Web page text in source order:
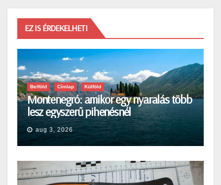
EZ IS ÉRDEKELHETI
Belföld Címlap Külföld
Montenegró: amikor egy nyaralás több
lesz egyszerű pihenésnél
aug 3, 2026